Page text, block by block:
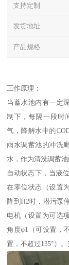
支持定制
发货地址
产品规格
工作原理：
当蓄水池内有一定
制下，每隔一段时
气，降解水中的
雨水调蓄池的冲洗
水，作为清洗调蓄池
自动状态下，当液
在零位状态（设置
降到H2时，潜污泵
电机（设置为可选
角度φ1（可设置，
置，不超过135°）